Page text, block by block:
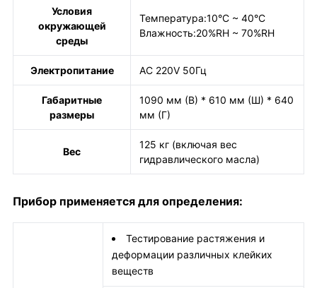
Условия
окружающей
среды
Температура:10°C ~ 40°C
Влажность:20%RH ~ 70%RH
Электропитание AC 220V 50Гц
Габаритные
размеры
1090 мм (В) * 610 мм (Ш) * 640
мм (Г)
Вес
125 кг (включая вес
гидравлического масла)
Прибор применяется для определения:
Тестирование растяжения и
деформации различных клейких
веществ